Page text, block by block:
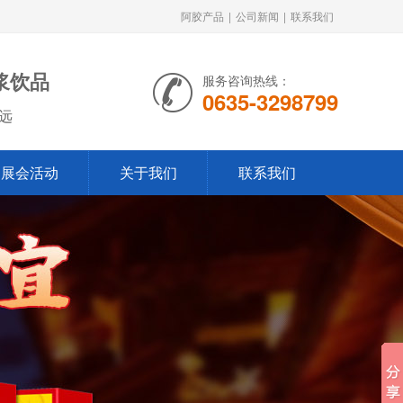
阿胶产品 | 公司新闻 | 联系我们
饮品 服务咨询热线：
0635-3298799
展会活动 关于我们 联系我们